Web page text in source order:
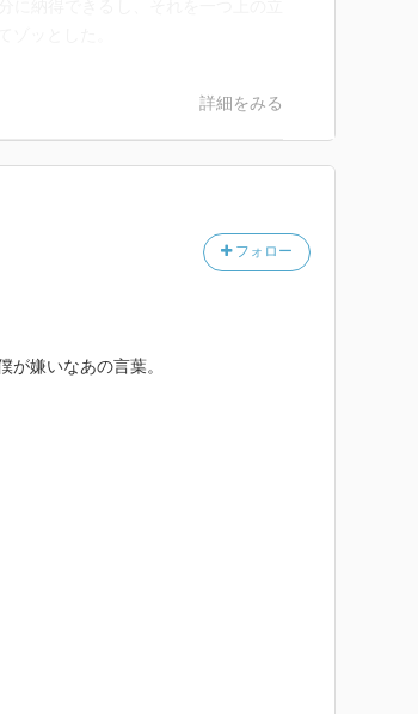
詳細をみる
フォロー
嫌いなあの言葉。